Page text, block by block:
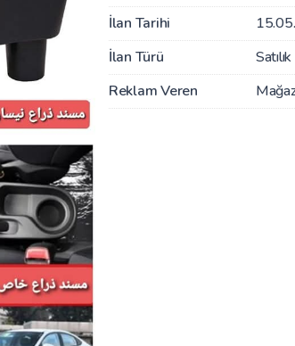
İlan Tarihi
İlan Türü
Satılık
Reklam Veren